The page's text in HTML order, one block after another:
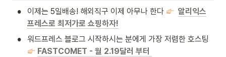
• 이제는 5일배송! 해외직구 이제 아무나 한다
알리익스
프레스로 최저가로 쇼핑하자!
•
워드프레스 블로그 시작하시는 분에게 가장 저렴한 호스팅
FASTCOMET - 월 2.19달러 부터